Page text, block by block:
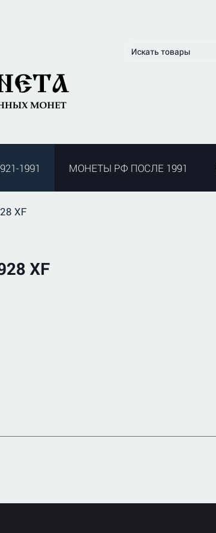
1991 МОНЕТЫ РФ ПОСЛЕ 1991
XF
XF